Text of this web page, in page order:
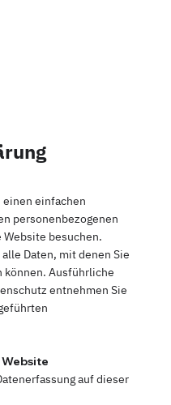
einfachen
personenbezogenen
Website besuchen.
Daten, mit denen Sie
Ausführliche
entnehmen Sie
auf dieser